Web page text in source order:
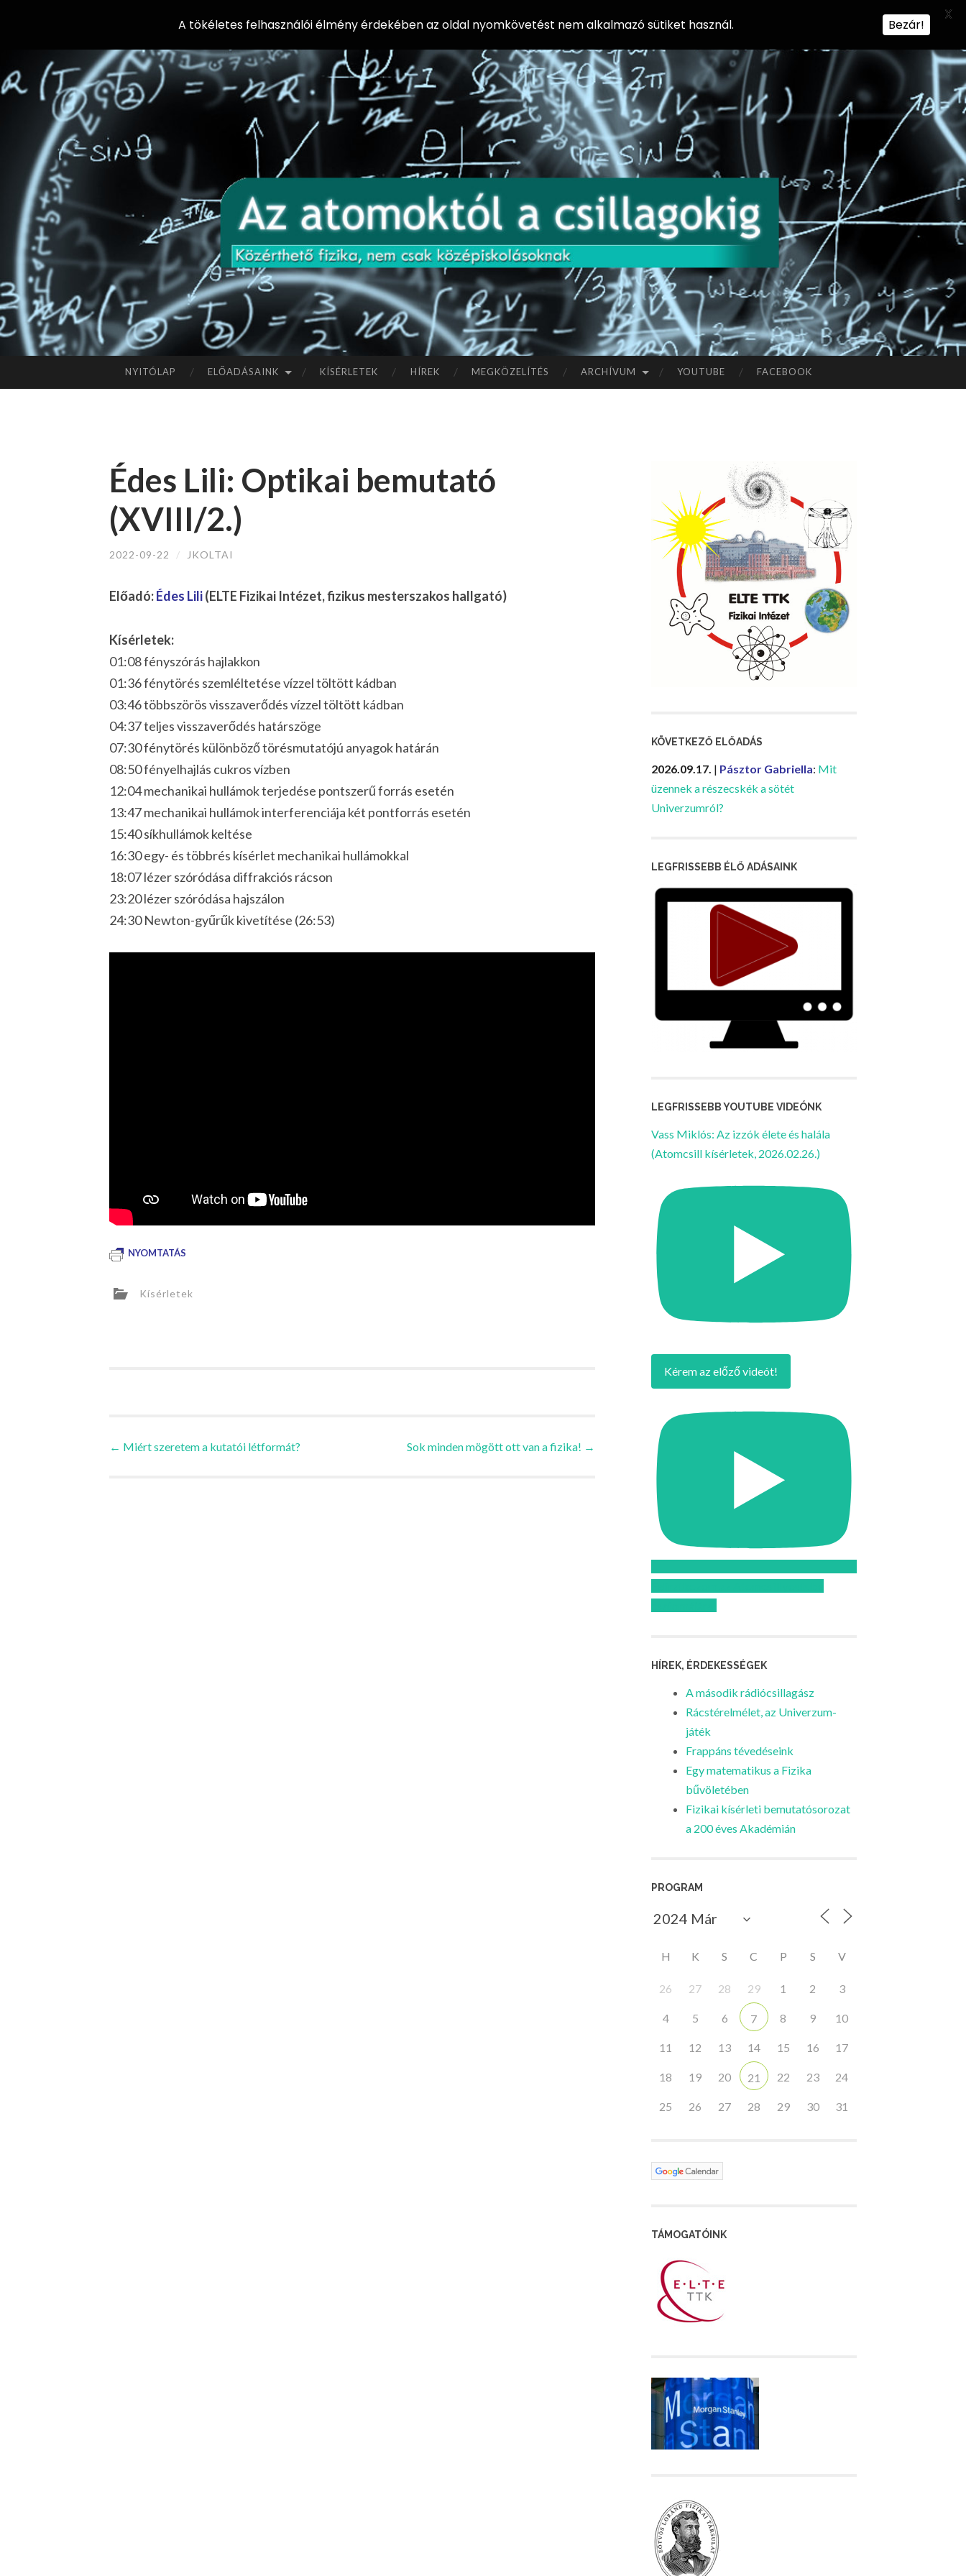
AZ
AT
OM
OK
TÓ
L A
Előadássorozat
középiskolásoknak
az ELTE
Természettudományi
Kar Fizikai
Intézetében
A
NYITÓLAP ELŐADÁSAINK KÍSÉRLETEK HÍREK MEGKÖZELÍTÉS ARCHÍVUM YOUTUBE FACEBOOK
Édes Lili: Optikai bemutató
(XVIII/2.)
2022-09-22 / JKOLTAI
Előadó:Édes Lili(ELTE Fizikai Intézet, fizikus mesterszakos hallgató)
Kísérletek:
01:08 fényszórás hajlakkon
01:36 fénytörés szemléltetése vízzel töltött kádban
03:46 többszörös visszaverődés vízzel töltött kádban
04:37 teljes visszaverődés határszöge
07:30 fénytörés különböző törésmutatójú anyagok határán
08:50 fényelhajlás cukros vízben
12:04 mechanikai hullámok terjedése pontszerű forrás esetén
13:47 mechanikai hullámok interferenciája két pontforrás esetén
15:40 síkhullámok keltése
16:30 egy- és többrés kísérlet mechanikai hullámokkal
18:07 lézer szóródása diffrakciós rácson
23:20 lézer szóródása hajszálon
24:30 Newton-gyűrűk kivetítése (26:53)
NYOMTATÁS
Kísérletek
Bejegyzések
← Miért szeretem a kutatói létformát? Sok minden mögött ott van a fizika! →
KÖVETKEZŐ ELŐADÁS
2026.09.17. | Pásztor Gabriella: Mit
üzennek a részecskék a sötét
Univerzumról?
LEGFRISSEBB ÉLŐ ADÁSAINK
LEGFRISSEBB YOUTUBE VIDEÓNK
Vass Miklós: Az izzók élete és halála
(Atomcsill kísérletek, 2026.02.26.)
Kérem az előző videót!
HÍREK, ÉRDEKESSÉGEK
A második rádiócsillagász
Rácstérelmélet, az Univerzum-
játék
Frappáns tévedéseink
Egy matematikus a Fizika
bűvöletében
Fizikai kísérleti bemutatósorozat
a 200 éves Akadémián
PROGRAM
H K S C P S V
26 27 28 29 1 2 3
4 5 6 7 8 9 10
11 12 13 14 15 16 17
18 19 20 21 22 23 24
25 26 27 28 29 30 31
TÁMOGATÓINK
A tökéletes felhasználói élmény érdekében az oldal nyomkövetést nem alkalmazó sütiket használ. Bezár!
X